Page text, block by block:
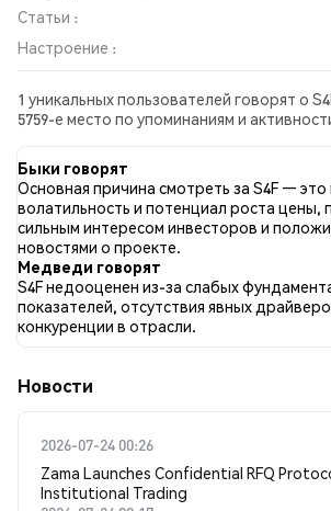
Статьи :
Настроение :
1 уникальных пользователей говорят о
5759-е место по упоминаниям и
во всех социальных сетях было
опубликовано 0 новостных статей о S4F.
твитов имели бычий настрой по
медвежьим настроем по S4F. 0.00%
нейтральными по отношению к S4F. Эти
2 твитах.
Быки говорят
Основная причина смотреть за S4F — это
волатильность и потенциал роста
сильным интересом инвесторов и
новостями о проекте.
Медведи говорят
S4F недооценен из-за слабых
показателей, отсутствия явных
конкуренции в отрасли.
Новости
2026-07-24 00:26
Zama Launches Confidential RFQ
Institutional Trading